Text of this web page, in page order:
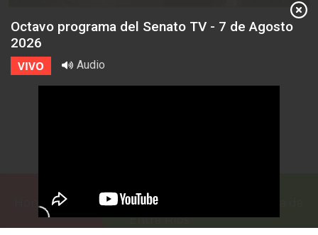
Honorable Cámara de Senadores de la Provincia de
Entre Ríos
Octavo programa del Senato TV - 7 de Agosto
2026
VIVO Audio